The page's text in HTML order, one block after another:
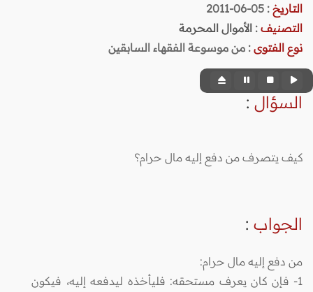
التاريخ : 05-06-2011
التصنيف : الأموال المحرمة
نوع الفتوى : من موسوعة الفقهاء السابقين
السؤال :
كيف يتصرف من دفع إليه مال حرام؟
الجواب :
من دفع إليه مال حرام:
1- فإن كان يعرف مستحقه: فليأخذه ليدفعه إليه، فيكون